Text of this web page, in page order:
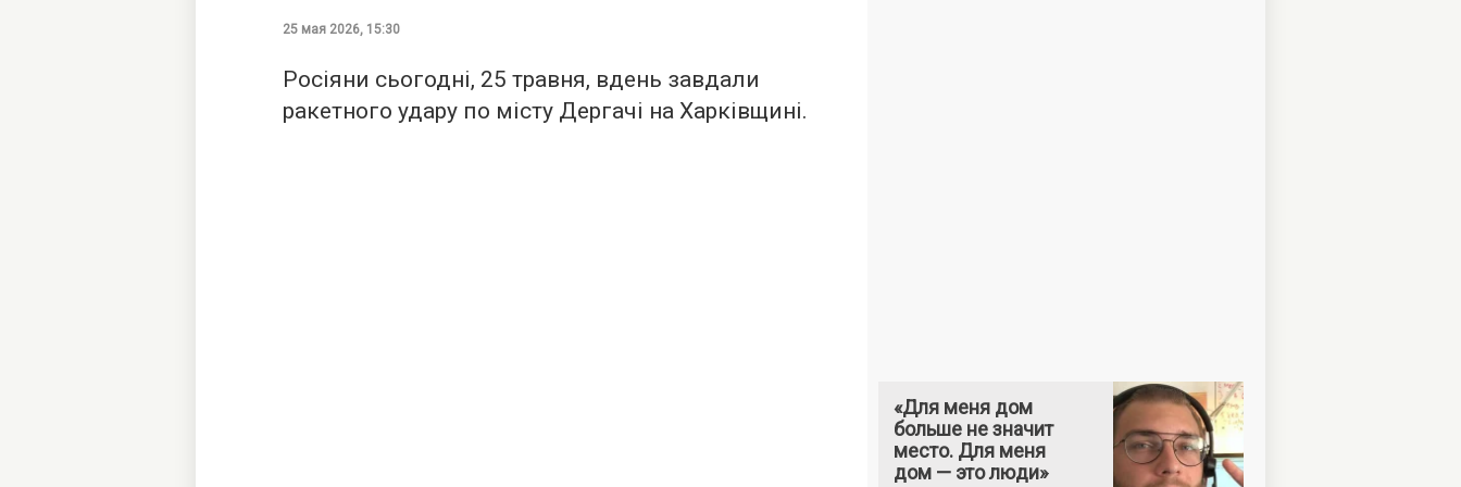
25 мая 2026, 15:30
Росіяни сьогодні, 25 травня, вдень завдали
ракетного удару по місту Дергачі на Харківщині.
«Для меня дом
больше не значит
место. Для меня
дом — это люди»